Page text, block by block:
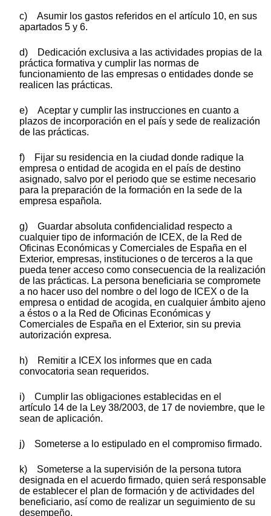
c) Asumir los gastos referidos en el artículo 10, en sus
apartados 5 y 6.
d) Dedicación exclusiva a las actividades propias de la
práctica formativa y cumplir las normas de
funcionamiento de las empresas o entidades donde se
realicen las prácticas.
e) Aceptar y cumplir las instrucciones en cuanto a
plazos de incorporación en el país y sede de realización
de las prácticas.
f) Fijar su residencia en la ciudad donde radique la
empresa o entidad de acogida en el país de destino
asignado, salvo por el periodo que se estime necesario
para la preparación de la formación en la sede de la
empresa española.
g) Guardar absoluta confidencialidad respecto a
cualquier tipo de información de ICEX, de la Red de
Oficinas Económicas y Comerciales de España en el
Exterior, empresas, instituciones o de terceros a la que
pueda tener acceso como consecuencia de la realización
de las prácticas. La persona beneficiaria se compromete
a no hacer uso del nombre o del logo de ICEX o de la
empresa o entidad de acogida, en cualquier ámbito ajeno
a éstos o a la Red de Oficinas Económicas y
Comerciales de España en el Exterior, sin su previa
autorización expresa.
h) Remitir a ICEX los informes que en cada
convocatoria sean requeridos.
i) Cumplir las obligaciones establecidas en el
artículo 14 de la Ley 38/2003, de 17 de noviembre, que le
sean de aplicación.
j) Someterse a lo estipulado en el compromiso firmado.
k) Someterse a la supervisión de la persona tutora
designada en el acuerdo firmado, quien será responsable
de establecer el plan de formación y de actividades del
beneficiario, así como de realizar un seguimiento de su
desempeño.